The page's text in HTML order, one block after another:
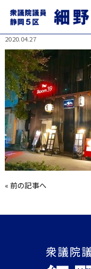
9568_n.jpg
2020.04.27
«前の記事へ